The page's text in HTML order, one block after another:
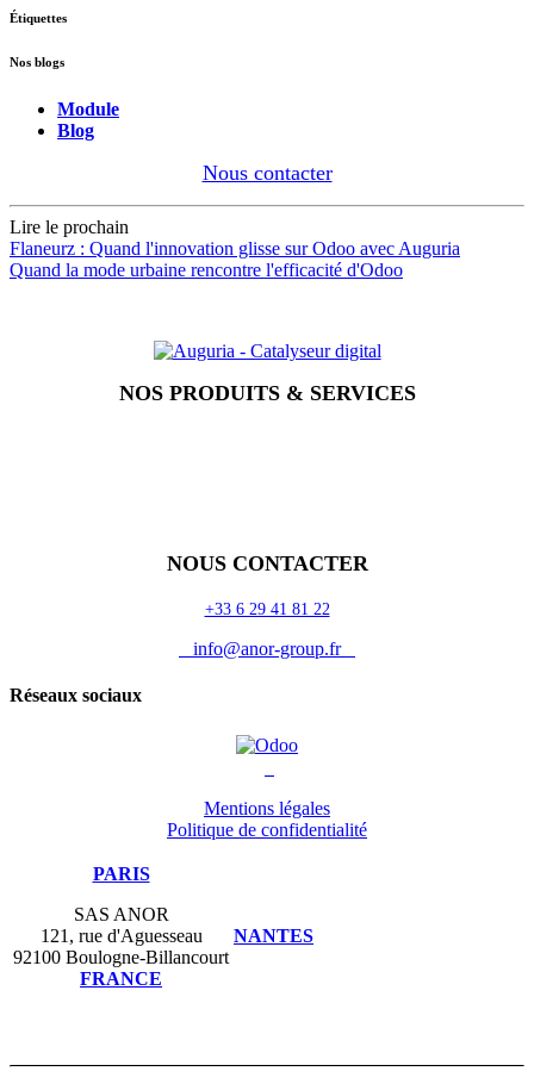
Étiquettes
Nos blogs
Module
Blog
Nous contacter
Lire le prochain
Flaneurz : Quand l'innovation glisse sur Odoo avec Auguria
Quand la mode urbaine rencontre l'efficacité d'Odoo
NOS PRODUITS & SERVICES
NOUS CONTACTER
+33 6 29 41 81 22
info@anor-group.fr
Réseaux sociaux
Mentions légales
Politique de confidentialité
PARIS
SAS ANOR
121, rue d'Aguesseau
92100 Boulogne-Billancourt
FRANCE
NANTES